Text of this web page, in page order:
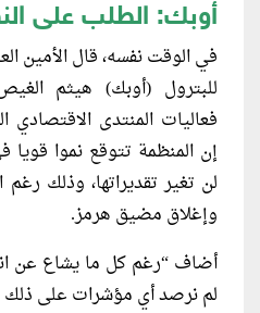
أوبك: الطلب على
في الوقت نفسه، قال الأمين
للبترول (أوبك) هيثم
فعاليات المنتدى
إن المنظمة تتوقع نموا
لن تغير تقديراتها، وذلك
وإغلاق مضيق هرمز.
أضاف “رغم كل ما يشاع عن
لم نرصد أي مؤشرات على ذلك